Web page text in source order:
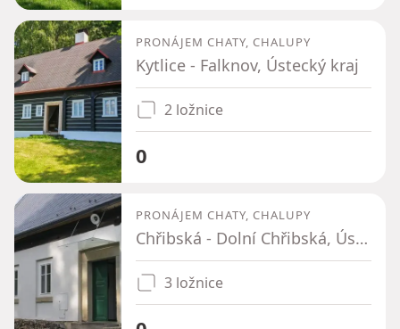
PRONÁJEM CHATY, CHALUPY
Kytlice - Falknov, Ústecký kraj
2 ložnice
0
PRONÁJEM CHATY, CHALUPY
Chřibská - Dolní Chřibská, Ústecký kraj
3 ložnice